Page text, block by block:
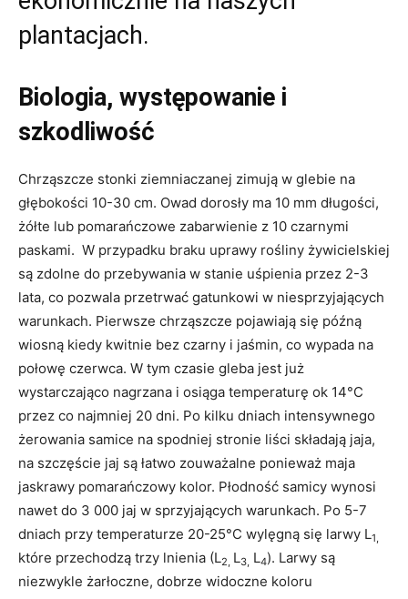
plantacjach.
Biologia, występowanie i
szkodliwość
Chrząszcze stonki ziemniaczanej zimują w glebie na
głębokości 10-30 cm. Owad dorosły ma 10 mm długości,
żółte lub pomarańczowe zabarwienie z 10 czarnymi
paskami. W przypadku braku uprawy rośliny żywicielskiej
są zdolne do przebywania w stanie uśpienia przez 2-3
lata, co pozwala przetrwać gatunkowi w niesprzyjających
warunkach. Pierwsze chrząszcze pojawiają się późną
wiosną kiedy kwitnie bez czarny i jaśmin, co wypada na
połowę czerwca. W tym czasie gleba jest już
wystarczająco nagrzana i osiąga temperaturę ok 14°C
przez co najmniej 20 dni. Po kilku dniach intensywnego
żerowania samice na spodniej stronie liści składają jaja,
na szczęście jaj są łatwo zouważalne ponieważ maja
jaskrawy pomarańczowy kolor. Płodność samicy wynosi
nawet do 3 000 jaj w sprzyjających warunkach. Po 5-7
dniach przy temperaturze 20-25°C wylęgną się larwy L1,
które przechodzą trzy lnienia (L2, L3, L4). Larwy są
niezwykle żarłoczne, dobrze widoczne koloru